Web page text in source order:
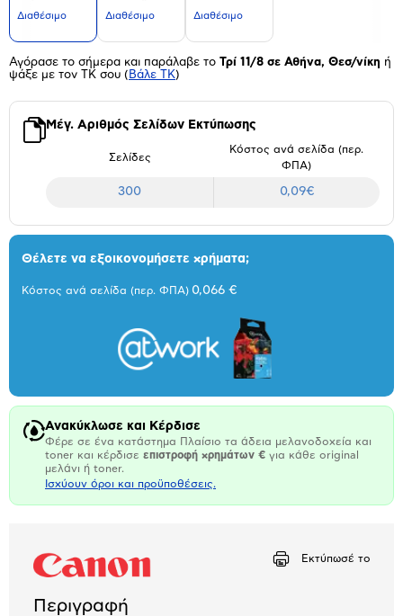
Διαθέσιμο Διαθέσιμο Διαθέσιμο
Αγόρασε το σήμερα και παράλαβε το Τρί 11/8 σε Αθήνα, Θεσ/νίκη ή
ψάξε με τον ΤΚ σου ( Βάλε ΤΚ)
Μέγ. Αριθμός Σελίδων Εκτύπωσης
Σελίδες
Κόστος ανά σελίδα (περ.
ΦΠΑ)
300 0,09€
Θέλετε να εξοικονομήσετε χρήματα;
Κόστος ανά σελίδα (περ. ΦΠΑ) 0,066 €
Ανακύκλωσε και Κέρδισε
Φέρε σε ένα κατάστημα Πλαίσιο τα άδεια μελανοδοχεία και
toner και κέρδισε επιστροφή χρημάτων € για κάθε original
μελάνι ή toner.
Ισχύουν όροι και προϋποθέσεις.
Εκτύπωσέ το
Περιγραφή